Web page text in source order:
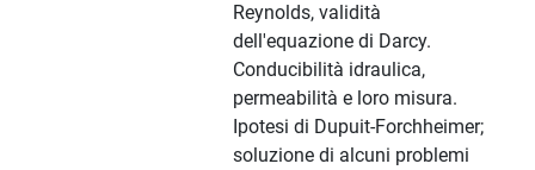
Reynolds, validità
dell'equazione di Darcy.
Conducibilità idraulica,
permeabilità e loro misura.
Ipotesi di Dupuit-Forchheimer;
soluzione di alcuni problemi